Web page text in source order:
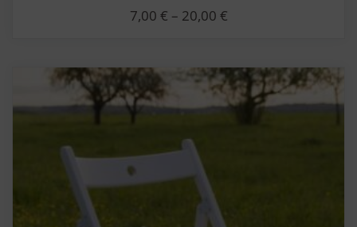
7,00 € – 20,00 €